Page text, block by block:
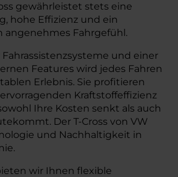
gewährleistet stets eine
hohe Effizienz und ein
angenehmes Fahrgefühl.
und einer
Features wird jedes Fahren
Erlebnis. Sie profitieren
Kraftstoffeffizienz
Ihre Kosten senkt als auch
Der T-Cross von VW
und Nachhaltigkeit in
wir Ihnen flexible